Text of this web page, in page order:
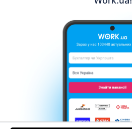
Контакти Про нас
Допомога